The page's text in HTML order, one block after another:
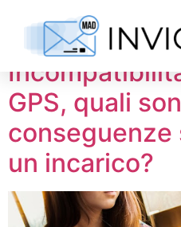
Tag:gps
GPS, quali
conseguenze
un incarico?